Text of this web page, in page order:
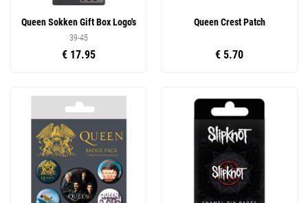
Queen Sokken Gift Box Logo's
39-45
€ 17.95
Queen Crest Patch
€ 5.70